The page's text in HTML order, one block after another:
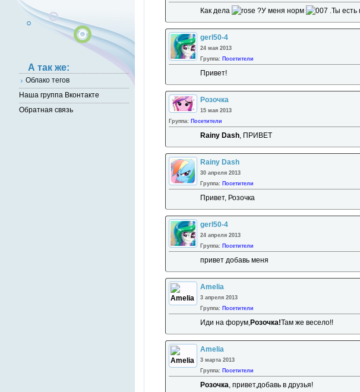
Как дела ?У меня норм .Ты есть
gerl50-4
24 мая 2013
Группа: Посетители
Привет!
Розочка
15 мая 2013
Группа: Посетители
Rainy Dash, ПРИВЕТ
Rainy Dash
30 апреля 2013
Группа: Посетители
Привет, Розочка
gerl50-4
24 апреля 2013
Группа: Посетители
привет добавь меня
Amelia
3 апреля 2013
Группа: Посетители
Иди на форум, Розочка!Там же весело!!
Amelia
3 марта 2013
Группа: Посетители
Розочка , привет,добавь в друзья!
А так же:
Облако тегов
Наша группа Вконтакте
Обратная связь